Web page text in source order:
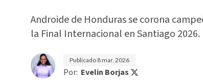
Androide de Honduras se corona
la Final Internacional en Santiago 2026.
Publicado 8 mar. 2026
Por: Evelin Borjas